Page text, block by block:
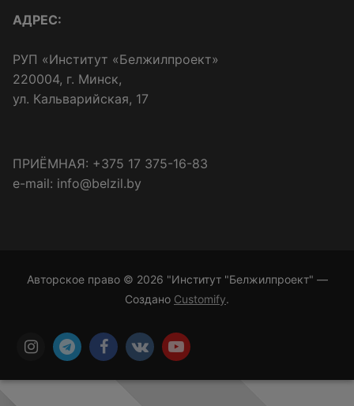
АДРЕС:
РУП «Институт «Белжилпроект»
220004, г. Минск,
ул. Кальварийская, 17
ПРИЁМНАЯ: +375 17 375-16-83
e-mail: info@belzil.by
Авторское право © 2026 "Институт "Белжилпроект" —
Создано Customify.